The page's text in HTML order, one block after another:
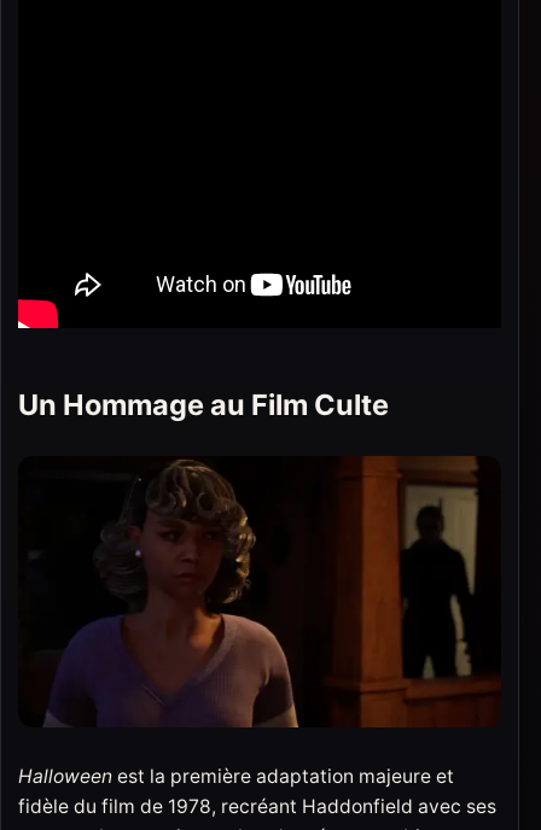
Un Hommage au Film Culte
Halloween est la première adaptation majeure et
fidèle du film de 1978, recréant Haddonfield avec ses